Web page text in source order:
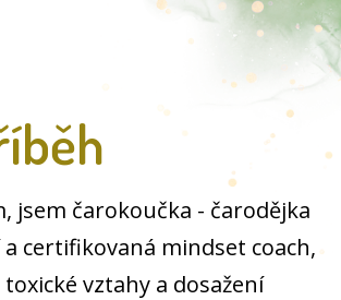
jsem čarokoučka - čarodějka
certifikovaná mindset coach,
vztahy a dosažení